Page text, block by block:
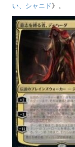
い、シャニド》。